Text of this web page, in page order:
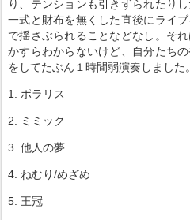
り、テンションも引きずられたり
一式と財布を無くした直後にライ
で揺さぶられることなどなし。そ
かすらわからないけど、自分たち
をしてたぶん１時間弱演奏しました。
1. ポラリス
2. ミミック
3. 他人の夢
4. ねむり/めざめ
5. 王冠